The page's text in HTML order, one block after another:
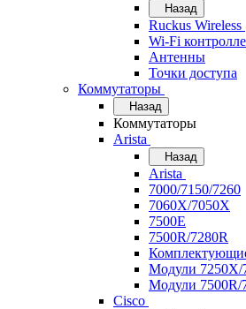
Назад
Ruckus Wireless
Wi-Fi
Антенны
Точки доступа
Коммутаторы
Назад
Коммутаторы
Arista
Назад
Arista
7000/7150/7260
7060X/7050X
7500E
7500R/7280R
Модули 7250X/
Модули 7500R/
Cisco